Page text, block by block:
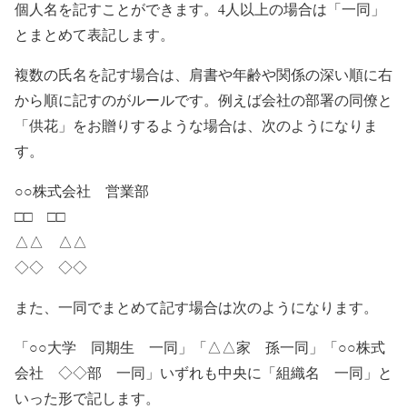
個人名を記すことができます。4人以上の場合は「一同」
とまとめて表記します。
複数の氏名を記す場合は、肩書や年齢や関係の深い順に右
から順に記すのがルールです。例えば会社の部署の同僚と
「供花」をお贈りするような場合は、次のようになりま
す。
○○株式会社 営業部
□□ □□
△△ △△
◇◇ ◇◇
また、一同でまとめて記す場合は次のようになります。
「○○大学 同期生 一同」「△△家 孫一同」「○○株式
会社 ◇◇部 一同」いずれも中央に「組織名 一同」と
いった形で記します。